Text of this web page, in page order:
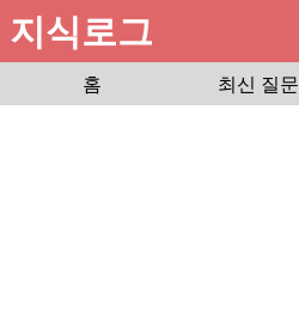
지식로그
홈
최신 질문